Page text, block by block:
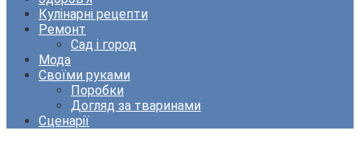
Кулінарні рецепти
Ремонт
Сад і город
Мода
Своїми руками
Поробки
Догляд за тваринами
Сценарії